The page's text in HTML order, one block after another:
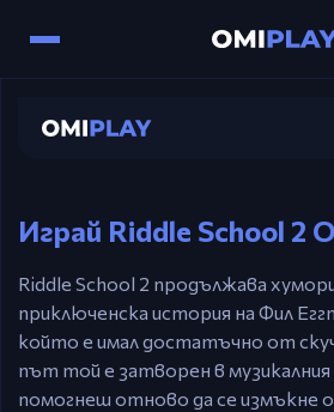
Riddle
събираш предмети и да се
Играй Riddle School 2
Riddle School 2 продължава
приключенска история на Фил
който е имал достатъчно от
път той е затворен в музикалния
помогнеш отново да се измъкне